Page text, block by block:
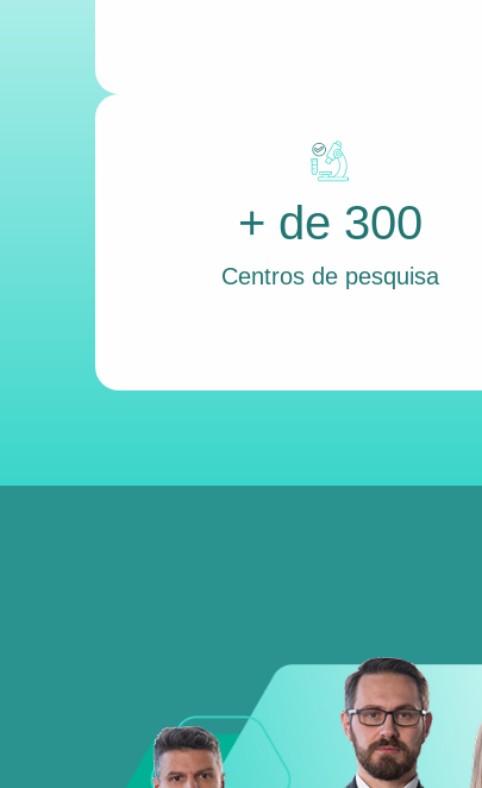
+ de 300
Centros de pesquisa